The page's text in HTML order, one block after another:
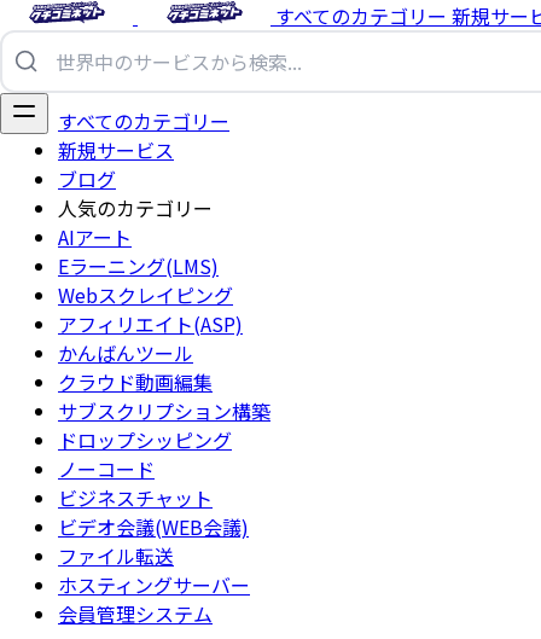
すべてのカテゴリー 新規サー
すべてのカテゴリー
新規サービス
ブログ
人気のカテゴリー
AIアート
Eラーニング(LMS)
Webスクレイピング
アフィリエイト(ASP)
かんばんツール
クラウド動画編集
サブスクリプション構築
ドロップシッピング
ノーコード
ビジネスチャット
ビデオ会議(WEB会議)
ファイル転送
ホスティングサーバー
会員管理システム